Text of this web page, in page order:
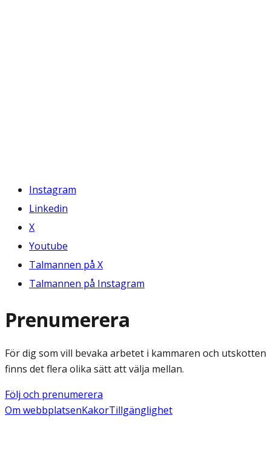
Instagram
Linkedin
X
Youtube
Talmannen på X
Talmannen på Instagram
Prenumerera
För dig som vill bevaka arbetet i kammaren och utskotten
finns det flera olika sätt att välja mellan.
Följ och prenumerera
Om webbplatsenKakorTillgänglighet